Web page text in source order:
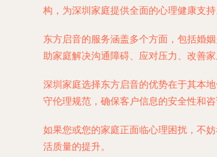
构，为深圳家庭提供全面的心理健康支持
东方启音的服务涵盖多个方面，包括婚
助家庭解决沟通障碍、应对压力、改善
深圳家庭选择东方启音的优势在于其本
守伦理规范，确保客户信息的安全性和咨
如果您或您的家庭正面临心理困扰，不
活质量的提升。